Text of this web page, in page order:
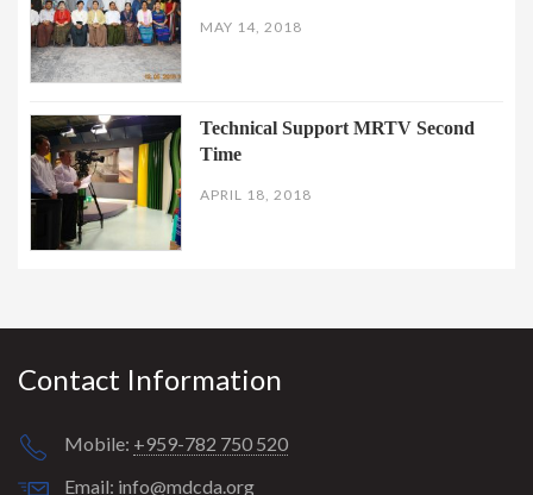
MAY 14, 2018
Technical Support MRTV Second
Time
APRIL 18, 2018
Contact Information
Mobile: +959-782 750 520
Email: info@mdcda.org